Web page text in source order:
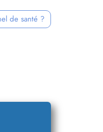
de santé ?